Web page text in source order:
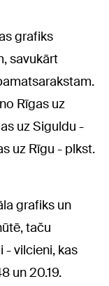
grafiks
savukārt
Rīgas uz
uz Siguldu -
uz Rīgu - plkst.
grafiks un
taču
- vilcieni, kas
un 20.19.